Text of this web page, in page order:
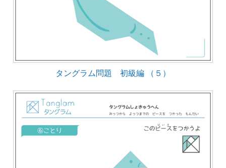
タングラム問題 初級編 （５）